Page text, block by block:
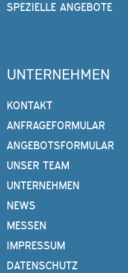
SPEZIELLE ANGEBOTE
UNTERNEHMEN
KONTAKT
ANFRAGEFORMULAR
ANGEBOTSFORMULAR
UNSER TEAM
UNTERNEHMEN
NEWS
MESSEN
IMPRESSUM
DATENSCHUTZ